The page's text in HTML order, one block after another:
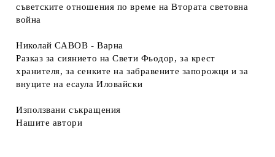
съветските отношения по време на Втората световна
война
Николай САВОВ - Варна
Разказ за сиянието на Свети Фьодор, за крест
хранителя, за сенките на забравените запорожци и за
внуците на есаула Иловайски
Използвани съкращения
Нашите автори